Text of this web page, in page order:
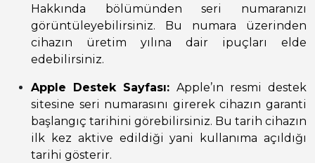
Hakkında bölümünden seri numaranızı
görüntüleyebilirsiniz. Bu numara üzerinden
cihazın üretim yılına dair ipuçları elde
edebilirsiniz.
Apple Destek Sayfası: Apple’ın resmi destek
sitesine seri numarasını girerek cihazın garanti
başlangıç tarihini görebilirsiniz. Bu tarih cihazın
ilk kez aktive edildiği yani kullanıma açıldığı
tarihi gösterir.